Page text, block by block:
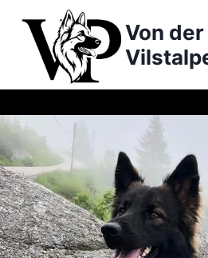
Inhalt
springen
Von der